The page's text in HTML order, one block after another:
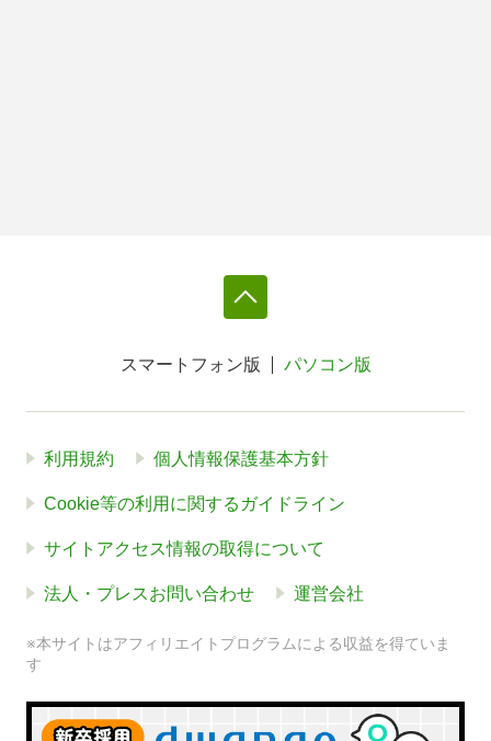
スマートフォン版 パソコン版
利用規約 個人情報保護基本方針
Cookie等の利用に関するガイドライン
サイトアクセス情報の取得について
法人・プレスお問い合わせ 運営会社
※本サイトはアフィリエイトプログラムによる収益を得ていま
す